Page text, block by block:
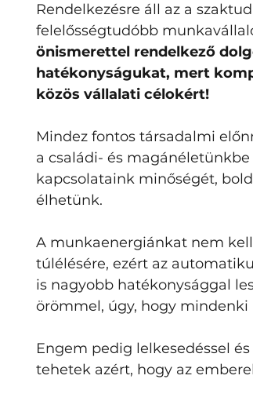
Rendelkezésre áll az a
felelősségtudóbb
önismerettel rendelkező
hatékonyságukat, mert
közös vállalati célokért!
Mindez fontos társadalmi
a családi- és
kapcsolataink minőségét,
élhetünk.
A munkaenergiánkat nem
túlélésére, ezért az
is nagyobb hatékonysággal
örömmel, úgy, hogy mindenki
Engem pedig lelkesedéssel
tehetek azért, hogy az